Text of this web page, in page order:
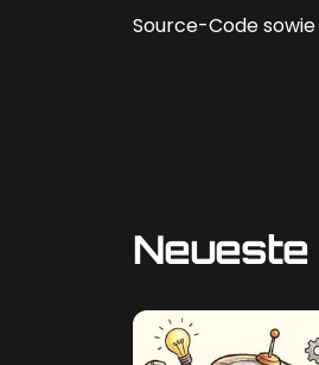
Source-Code